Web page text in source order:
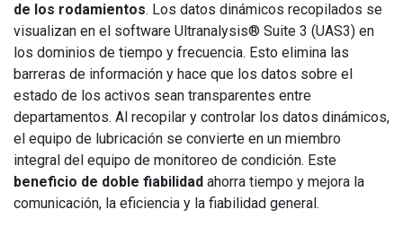
de los rodamientos. Los datos dinámicos recopilados se
visualizan en el software Ultranalysis® Suite 3 (UAS3) en
los dominios de tiempo y frecuencia. Esto elimina las
barreras de información y hace que los datos sobre el
estado de los activos sean transparentes entre
departamentos. Al recopilar y controlar los datos dinámicos,
el equipo de lubricación se convierte en un miembro
integral del equipo de monitoreo de condición. Este
beneficio de doble fiabilidad ahorra tiempo y mejora la
comunicación, la eficiencia y la fiabilidad general.